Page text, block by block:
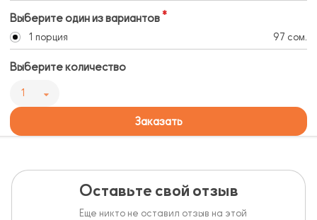
Выберите один из вариантов
1 порция 97 сом.
Выберите количество
1
Заказать
Оставьте свой отзыв
Еще никто не оставил отзыв на этой